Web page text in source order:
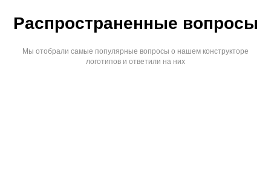
Распространенные вопросы
Мы отобрали самые популярные вопросы о нашем конструкторе
логотипов и ответили на них